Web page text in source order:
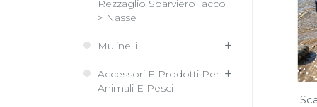
Rezzaglio Sparviero Iacco
> Nasse
Mulinelli
Accessori E Prodotti Per
Animali E Pesci